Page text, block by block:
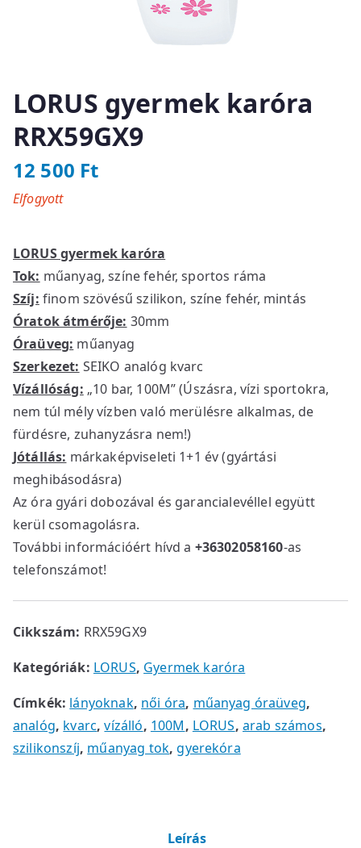
LORUS gyermek karóra
RRX59GX9
12 500 Ft
LORUS gyermek karóra
Tok: műanyag, színe fehér, sportos ráma
Szíj: finom szövésű szilikon, színe fehér, mintás
Óratok átmérője: 30mm
Óraüveg: műanyag
Szerkezet: SEIKO analóg kvarc
Vízállóság: „10 bar, 100M” (Úszásra, vízi sportokra,
nem túl mély vízben való merülésre alkalmas, de
fürdésre, zuhanyzásra nem!)
Jótállás: márkaképviseleti 1+1 év (gyártási
meghibásodásra)
Az óra gyári dobozával és garancialevéllel együtt
kerül csomagolásra.
További információért hívd a +36302058160-as
telefonszámot!
Elfogyott
Cikkszám: RRX59GX9
Kategóriák: LORUS, Gyermek karóra
Címkék: lányoknak, női óra, műanyag óraüveg,
analóg, kvarc,vízálló, 100M, LORUS, arab számos,
szilikonszíj, műanyag tok,gyerekóra
Leírás